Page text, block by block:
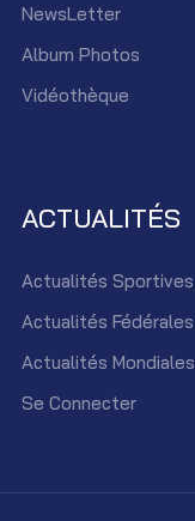
NewsLetter
Album Photos
Vidéothèque
ACTUALITÉS
Actualités Sportives
Actualités Fédérales
Actualités Mondiales
Se Connecter